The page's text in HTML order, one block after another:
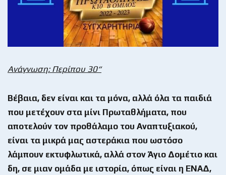
Ανάγνωση: Περίπου 30“
Βέβαια, δεν είναι και τα μόνα, αλλά όλα τα παιδιά
που μετέχουν στα μίνι Πρωταθλήματα, που
αποτελούν τον προθάλαμο του Αναπτυξιακού,
είναι τα μικρά μας αστεράκια που ωστόσο
λάμπουν εκτυφλωτικά, αλλά στον Άγιο Δομέτιο και
δη, σε μιαν ομάδα με ιστορία, όπως είναι η ΕΝΑΔ,